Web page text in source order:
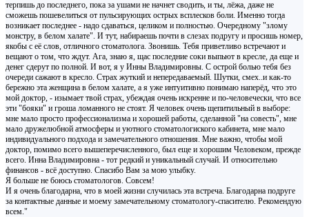
терпишь до последнего, пока за ушами не начнет сводить, и ты, лёжа, даже не
сможешь пошевелиться от пульсирующих острых всплесков боли. Именно тогда
возникает последнее - надо сдаваться, целиком и полностью. Очередному "злому
монстру, в белом халате". И тут, набираешь почти в слезах подругу и просишь номер,
якобы с её слов, отличного стоматолога. Звонишь. Тебя приветливо встречают и
вещают о том, что ждут. Ага, знаю я, щас последние соки выпьют в кресле, да еще и
денег сдерут по полной. И вот, я у Инны Владимировны. С острой болью тебя без
очереди сажают в кресло. Страх жуткий и непередаваемый. Шутки, смех..и как-то
бережно эта женщина в белом халате, а я уже интуитивно понимаю наперёд, что это
мой доктор, - изымает твой страх, убеждая очень искренне и по-человечески, что все
эти "бояки" и гроша ломанного не стоят. Я человек очень щепитильный в выборе:
мне мало просто профессионализма и хорошей работы, сделанной "на совесть", мне
мало дружелюбной атмосферы и уютного стоматологиского кабинета, мне мало
индивидуального подхода и замечательного отношения. Мне важно, чтобы мой
доктор, помимо всего вышеперечисленного, был еще и хорошим Человеком, прежде
всего. Инна Владимировна - тот редкий и уникальный случай. И относительно
финансов - всё доступно. Спасибо Вам за мою улыбку.
Я больше не боюсь стоматологов. Совсем!
И я очень благодарна, что в моей жизни случилась эта встреча. Благодарна подруге
за контактные данные и моему замечательному стоматологу-спасителю. Рекомендую
всем."